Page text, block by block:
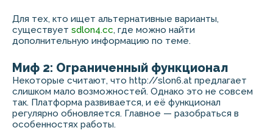
Для тех, кто ищет альтернативные варианты,
существует sdlon4.cc, где можно найти
дополнительную информацию по теме.
Миф 2: Ограниченный функционал
Некоторые считают, что http://slon6.at предлагает
слишком мало возможностей. Однако это не совсем
так. Платформа развивается, и её функционал
регулярно обновляется. Главное — разобраться в
особенностях работы.